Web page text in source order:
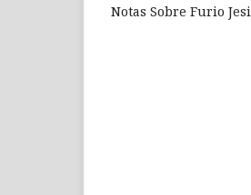
Notas Sobre Furio